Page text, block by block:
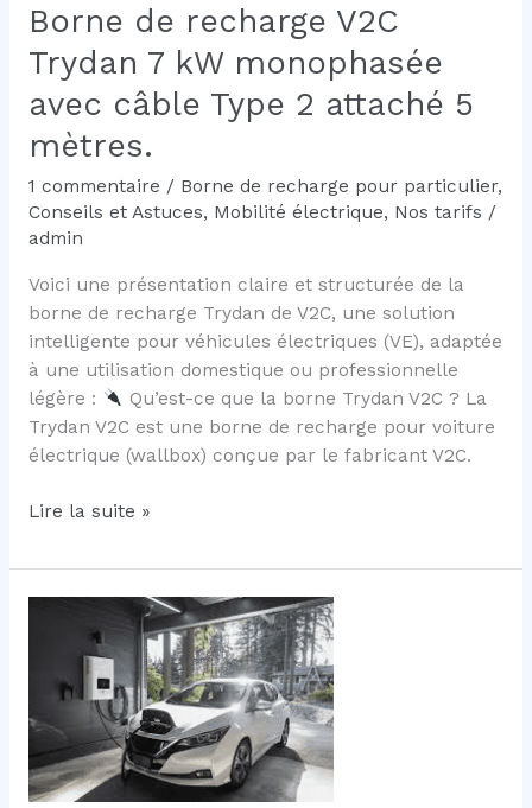
Borne de recharge V2C
Trydan 7 kW monophasée
avec câble Type 2 attaché 5
mètres.
1 commentaire / Borne de recharge pour particulier,
Conseils et Astuces, Mobilité électrique, Nos tarifs /
admin
Voici une présentation claire et structurée de la
borne de recharge Trydan de V2C, une solution
intelligente pour véhicules électriques (VE), adaptée
à une utilisation domestique ou professionnelle
légère :
Qu’est-ce que la borne Trydan V2C ? La
Trydan V2C est une borne de recharge pour voiture
électrique (wallbox) conçue par le fabricant V2C.
Borne
recharge
V2C
monophasée
avec
câble
Type
Lire la suite »